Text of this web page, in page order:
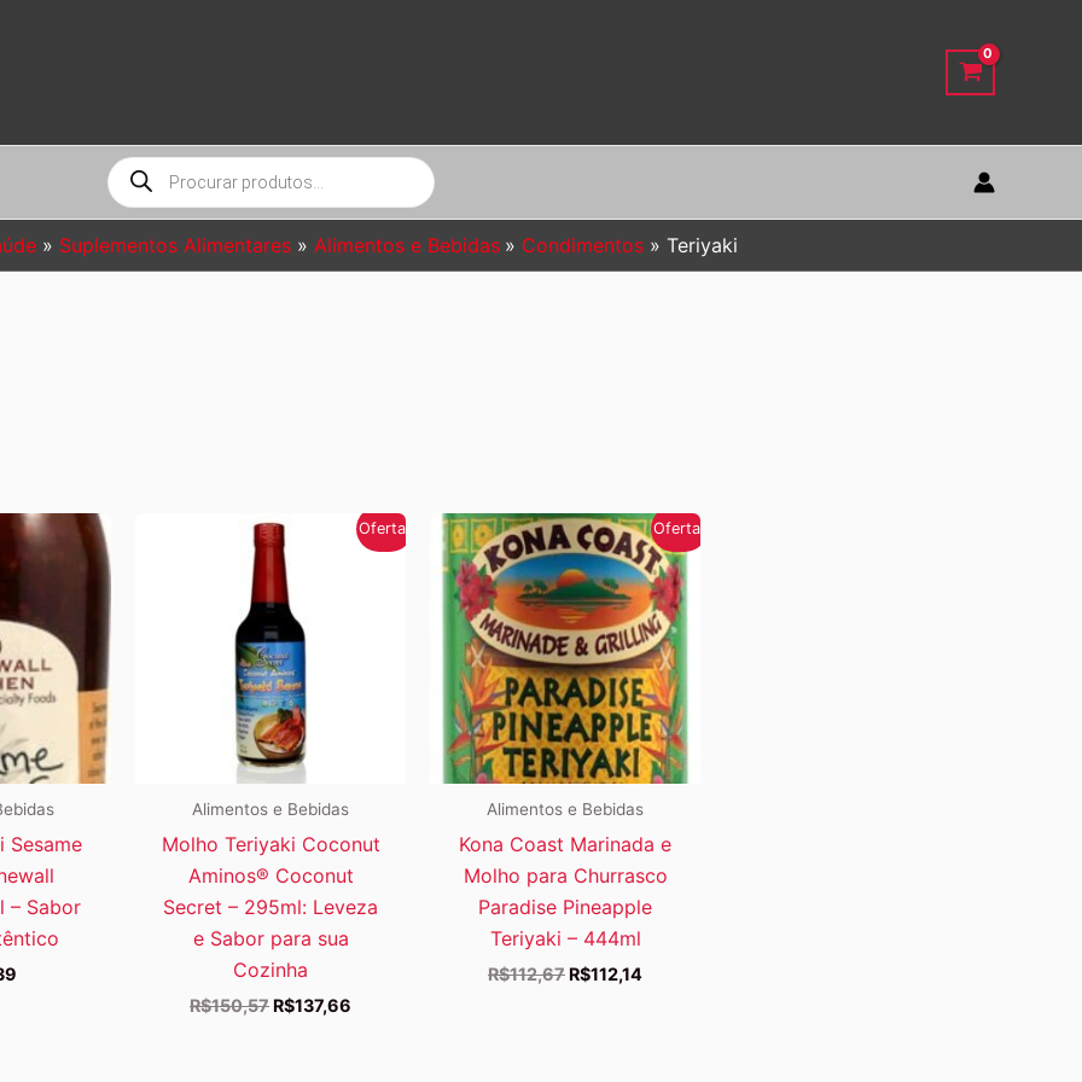
Pesquisar
produtos
Suplementos Alimentares Alimentos e Bebidas Condimentos Teriyaki
Sesame
– Sabor
Oferta!
Alimentos e Bebidas
Molho Teriyaki Coconut
Aminos® Coconut
Secret – 295ml: Leveza
e Sabor para sua
Cozinha
R$150,57 O
R$137,66
Oferta!
Alimentos e Bebidas
Kona Coast Marinada e
Molho para Churrasco
Paradise Pineapple
Teriyaki – 444ml
R$112,67 O
R$112,14O